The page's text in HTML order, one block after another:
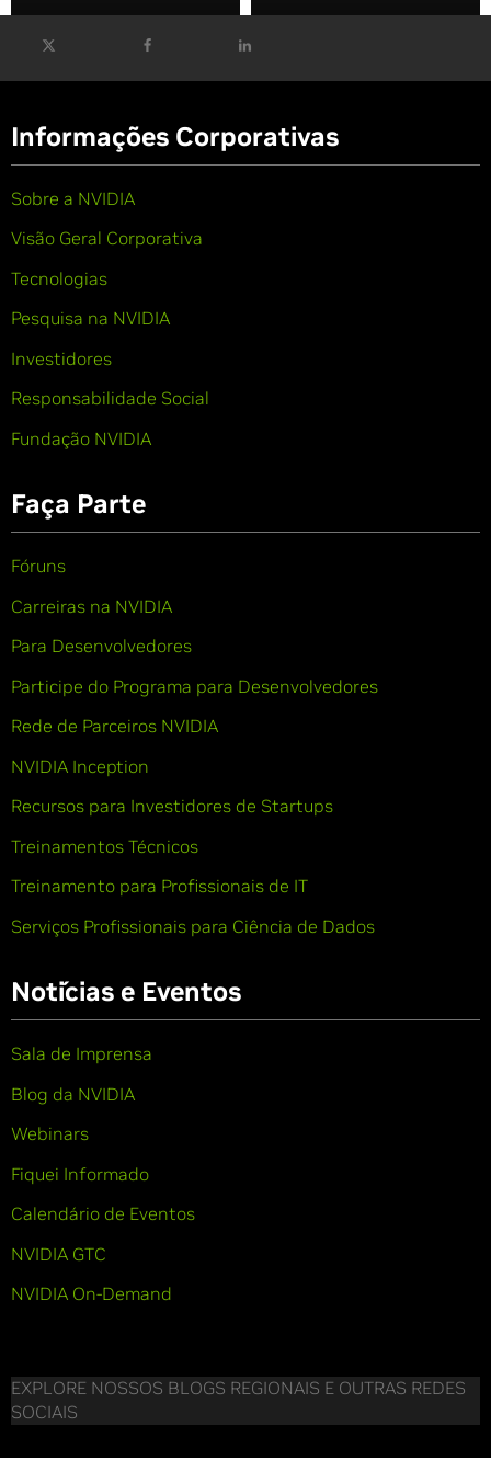
Informações Corporativas
Sobre a NVIDIA
Visão Geral Corporativa
Tecnologias
Pesquisa na NVIDIA
Investidores
Responsabilidade Social
Fundação NVIDIA
Faça Parte
Fóruns
Carreiras na NVIDIA
Para Desenvolvedores
Participe do Programa para Desenvolvedores
Rede de Parceiros NVIDIA
NVIDIA Inception
Recursos para Investidores de Startups
Treinamentos Técnicos
Treinamento para Profissionais de IT
Serviços Profissionais para Ciência de Dados
Notícias e Eventos
Sala de Imprensa
Blog da NVIDIA
Webinars
Fiquei Informado
Calendário de Eventos
NVIDIA GTC
NVIDIA On-Demand
EXPLORE NOSSOS BLOGS REGIONAIS E OUTRAS REDES
SOCIAIS